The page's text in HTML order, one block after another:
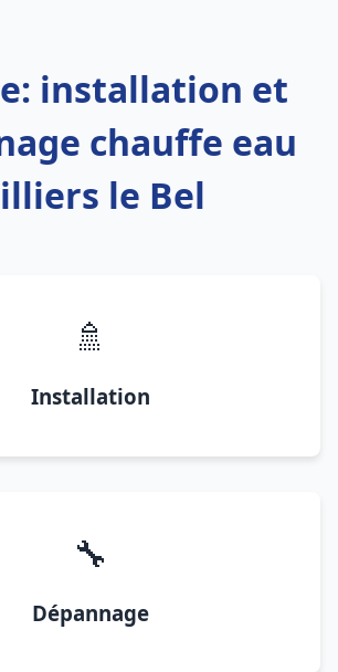
installation et
chauffe eau
le Bel
🚿
Installation
🔧
Dépannage